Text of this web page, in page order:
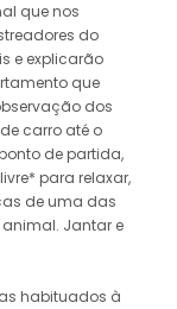
que nos
do
e explicarão
que
dos
carro até o
de partida,
para relaxar,
de uma das
Jantar e
habituados à